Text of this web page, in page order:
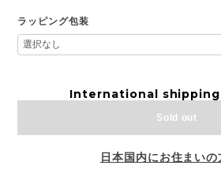
ラッピング包装
International shipping
Sold out
日本国内にお住まいの